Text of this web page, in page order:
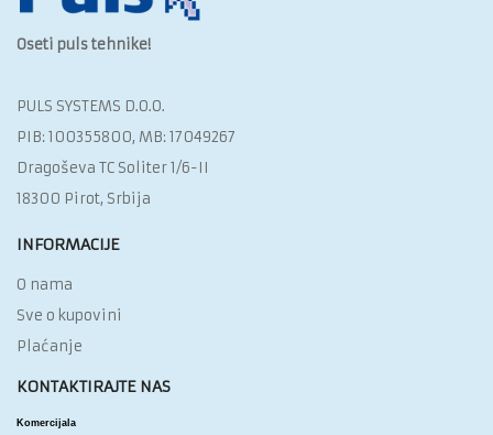
Oseti puls tehnike!
PULS SYSTEMS D.O.O.‎
PIB: 100355800, MB: 17049267
Dragoševa TC Soliter 1/6-II
18300 Pirot, Srbija
INFORMACIJE
O nama
Sve o kupovini
Plaćanje
KONTAKTIRAJTE NAS
Komercijala